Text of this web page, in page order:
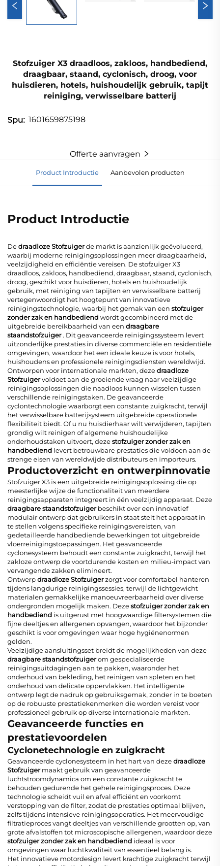
Stofzuiger X3 draadloos, zakloos, handbediend,
draagbaar, staand, cyclonisch, droog, voor
huisdieren, hotels, huishoudelijk gebruik, tapijt
reiniging, verwisselbare batterij
Spu: 1601659875198
Offerte aanvragen
Product Introductie Aanbevolen producten
Product Introductie
Dedraadloze Stofzuigerde markt is aanzienlijk geëvolueerd,
waarbij moderne reinigingsoplossingen meer draagbaarheid,
veelzijdigheid en efficiëntie vereisen. De stofzuiger X3
draadloos, zakloos, handbediend, draagbaar, staand, cyclonisch,
droog, geschikt voor huisdieren, hotels en huishoudelijk
gebruik, met reiniging van tapijten en verwisselbare batterij
vertegenwoordigt het hoogtepunt van innovatieve
reinigingstechnologie, waarbij het gemak van een stofzuiger
zonder zak en handbediend wordt gecombineerd met de
uitgebreide bereikbaarheid van een draagbare
staandstofzuiger. Dit geavanceerde reinigingssysteem levert
uitzonderlijke prestaties in diverse commerciële en residentiële
omgevingen, waardoor het een ideale keuze is voor hotels,
huishoudens en professionele reinigingsdiensten wereldwijd.
Ontworpen voor internationale markten, dezedraadloze
Stofzuigervoldoet aan de groeiende vraag naar veelzijdige
reinigingsoplossingen die naadloos kunnen wisselen tussen
verschillende reinigingstaken. De geavanceerde
cyclontechnologie waarborgt een constante zuigkracht, terwijl
het verwisselbare batterijsysteem uitgebreide operationele
flexibiliteit biedt. Of u nu huisdierhaar wilt verwijderen, tapijten
grondig wilt reinigen of algemene huishoudelijke
onderhoudstaken uitvoert, dezestofzuiger zonder zak en
handbediend levert betrouwbare prestaties die voldoen aan de
strenge eisen van wereldwijde distributeurs en importeurs.
Productoverzicht en ontwerpinnovatie
Stofzuiger X3 is een uitgebreide reinigingsoplossing die op
meesterlijke wijze de functionaliteit van meerdere
reinigingsapparaten integreert in één veelzijdig apparaat. Deze
draagbare staandstofzuigerbeschikt over een innovatief
modulair ontwerp dat gebruikers in staat stelt het apparaat in
te stellen volgens specifieke reinigingsvereisten, van
gedetailleerde handbediende bewerkingen tot uitgebreide
vloerreinigingstoepassingen. Het geavanceerde
cyclonesysteem behoudt een constante zuigkracht, terwijl het
zakloze ontwerp de voortdurende kosten en milieu-impact van
vervangende zakken elimineert.
Ontwerpdraadloze Stofzuigerzorgt voor comfortabel hanteren
tijdens langdurige reinigingssessies, terwijl de lichtgewicht
materialen gemakkelijke manoeuvreerbaarheid over diverse
ondergronden mogelijk maken. Dezestofzuiger zonder zak en
handbediend is uitgerust met hoogwaardige filtersystemen die
fijne deeltjes en allergenen opvangen, waardoor het bijzonder
geschikt is voor omgevingen waar hoge hygiënenormen
gelden.
Veelzijdige aansluitingsset breidt de mogelijkheden van deze
draagbare staandstofzuigerom gespecialiseerde
reinigingsuitdagingen aan te pakken, waaronder het
onderhoud van bekleding, het reinigen van spleten en het
onderhoud van delicate oppervlakken. Het intelligente
ontwerp legt de nadruk op gebruiksgemak, zonder in te boeten
op de robuuste prestatiekenmerken die worden vereist voor
professioneel gebruik op diverse internationale markten.
Geavanceerde functies en
prestatievoordelen
Cyclonetechnologie en zuigkracht
Geavanceerde cyclonesysteem in het hart van dezedraadloze
Stofzuigermaakt gebruik van geavanceerde
luchtstroomdynamica om een constante zuigkracht te
behouden gedurende het gehele reinigingsproces. Deze
technologie scheidt vuil en afval efficiënt en voorkomt
verstopping van de filter, zodat de prestaties optimaal blijven,
zelfs tijdens intensieve reinigingsoperaties. Het meervoudige
filtratieproces vangt deeltjes van verschillende grootten op, van
grote afvalstoffen tot microscopische allergenen, waardoor deze
stofzuiger zonder zak en handbediend ideaal is voor
omgevingen waar luchtkwaliteit van essentieel belang is.
Het innovatieve motordesign levert krachtige zuigkracht terwijl